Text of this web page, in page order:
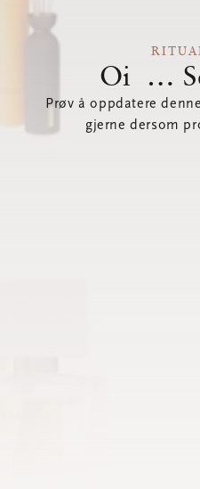
Oi …
Prøv å oppdatere
gjerne dersom